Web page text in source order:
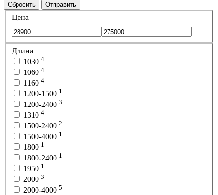
Сбросить Отправить
Цена
Длина
1030 4
1060 4
1160 4
1200-1500 1
1200-2400 3
1310 4
1500-2400 2
1500-4000 1
1800 1
1800-2400 1
1950 1
2000 3
2000-4000 5